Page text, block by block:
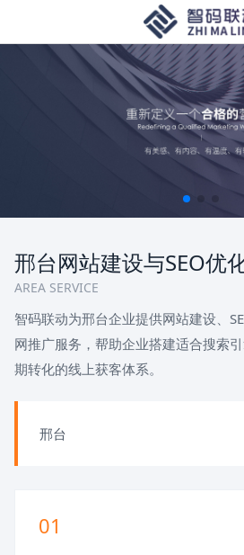
邢台网站建设与SEO优
AREA SERVICE
智码联动为邢台企业提供网站建设、
网推广服务，帮助企业搭建适合搜索
期转化的线上获客体系。
邢台
01